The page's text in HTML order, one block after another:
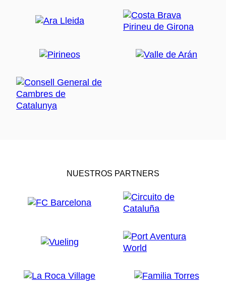
NUESTROS PARTNERS